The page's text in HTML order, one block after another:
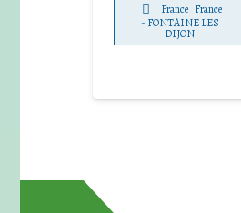
France France
- FONTAINE LES
DIJON